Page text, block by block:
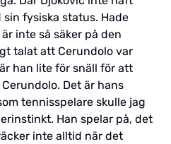
fysiska status. Hade
inte så säker på den
talat att Cerundolo var
han lite för snäll för att
Det är hans
tennisspelare skulle jag
Han spelar på, det
inte alltid när det